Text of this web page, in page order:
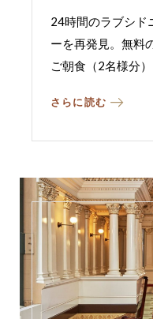
24時間のラブシド
ーを再発見。無料
ご朝食（2名様分
さらに読む